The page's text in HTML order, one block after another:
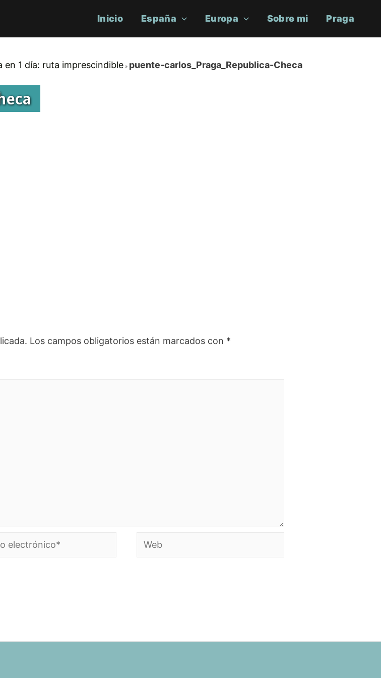
Inicio España Europa Sobre mi Praga
en 1 día: ruta imprescindible puente-carlos_Praga_Republica-Checa
Los campos obligatorios están marcados con *
Web